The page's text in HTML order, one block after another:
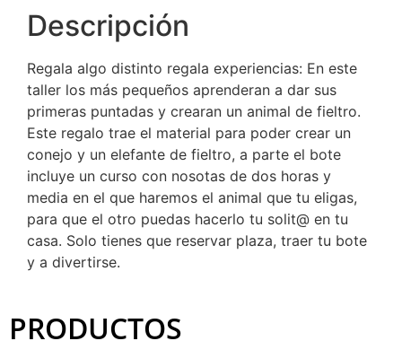
Descripción
Regala algo distinto regala experiencias: En este
taller los más pequeños aprenderan a dar sus
primeras puntadas y crearan un animal de fieltro.
Este regalo trae el material para poder crear un
conejo y un elefante de fieltro, a parte el bote
incluye un curso con nosotas de dos horas y
media en el que haremos el animal que tu eligas,
para que el otro puedas hacerlo tu solit@ en tu
casa. Solo tienes que reservar plaza, traer tu bote
y a divertirse.
PRODUCTOS